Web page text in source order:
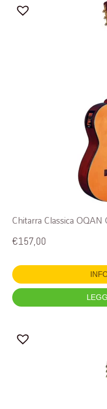
Chitarra Classica OQAN
€157,00